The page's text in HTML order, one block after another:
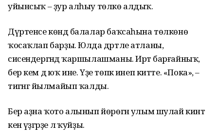
уйынсыҡ – ҙур алһыу төлкө алдыҡ.
Дүртенсе көндә балалар баҡсаһына төлкөнө
ҡосаҡлап барҙы. Юлда дәртле атланы,
сисендергәндә ҡаршылашманы. Иртә барғайныҡ,
бер кем дә юҡ ине. Үҙе төпкә инеп китте. «Пока», –
тигәнгә йылмайып ҡалды.
Бер аҙна ҡото алынып йөрөгән улым шулай кинәт
кенә үҙгәрҙе лә ҡуйҙы.